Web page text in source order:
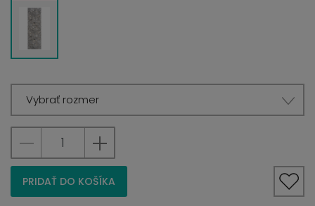
Vybrať rozmer
PRIDAŤ DO KOŠÍKA